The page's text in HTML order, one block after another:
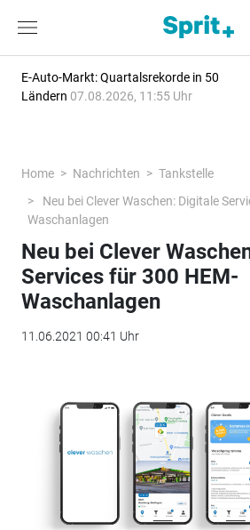
E-Auto-Markt: Quartalsrekorde in 50
Ländern 07.08.2026, 11:55 Uhr
Home Nachrichten
Tankstelle
Neu bei Clever Waschen: Digitale
Waschanlagen
Neu bei Clever
Services für 300 HEM-
Waschanlagen
11.06.2021 00:41 Uhr